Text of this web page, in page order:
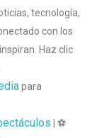
tecnología,
con los
Haz clic
para
| ⚽